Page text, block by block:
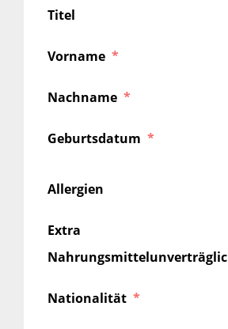
Titel
Vorname
Nachname
Geburtsdatum
Allergien
Extra
Nationalität